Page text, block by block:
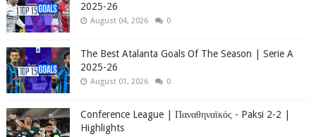
2025-26
August 04, 2026 0
The Best Atalanta Goals Of The Season | Serie A
2025-26
August 01, 2026 0
Conference League | Παναθηναϊκός - Paksi 2-2 |
Highlights